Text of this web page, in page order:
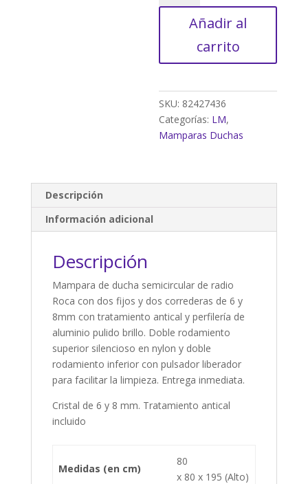
ducha
corredera
(76.5-
79)x(76.5-
79.5)x195
mm
Añadir al
carrito
SKU: 82427436
Categorías: LM,
Mamparas Duchas
Descripción
Información adicional
Descripción
Mampara de ducha semicircular de radio
Roca con dos fijos y dos correderas de 6 y
8mm con tratamiento antical y perfilería de
aluminio pulido brillo. Doble rodamiento
superior silencioso en nylon y doble
rodamiento inferior con pulsador liberador
para facilitar la limpieza. Entrega inmediata.
Cristal de 6 y 8 mm. Tratamiento antical
incluido
Medidas (en cm)
80
x 80 x 195 (Alto)